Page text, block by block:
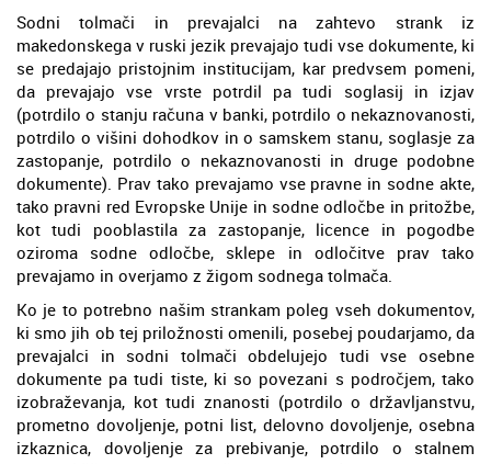
Sodni tolmači in prevajalci na zahtevo strank iz
makedonskega v ruski jezik prevajajo tudi vse dokumente, ki
se predajajo pristojnim institucijam, kar predvsem pomeni,
da prevajajo vse vrste potrdil pa tudi soglasij in izjav
(potrdilo o stanju računa v banki, potrdilo o nekaznovanosti,
potrdilo o višini dohodkov in o samskem stanu, soglasje za
zastopanje, potrdilo o nekaznovanosti in druge podobne
dokumente). Prav tako prevajamo vse pravne in sodne akte,
tako pravni red Evropske Unije in sodne odločbe in pritožbe,
kot tudi pooblastila za zastopanje, licence in pogodbe
oziroma sodne odločbe, sklepe in odločitve prav tako
prevajamo in overjamo z žigom sodnega tolmača.
Ko je to potrebno našim strankam poleg vseh dokumentov,
ki smo jih ob tej priložnosti omenili, posebej poudarjamo, da
prevajalci in sodni tolmači obdelujejo tudi vse osebne
dokumente pa tudi tiste, ki so povezani s področjem, tako
izobraževanja, kot tudi znanosti (potrdilo o državljanstvu,
prometno dovoljenje, potni list, delovno dovoljenje, osebna
izkaznica, dovoljenje za prebivanje, potrdilo o stalnem